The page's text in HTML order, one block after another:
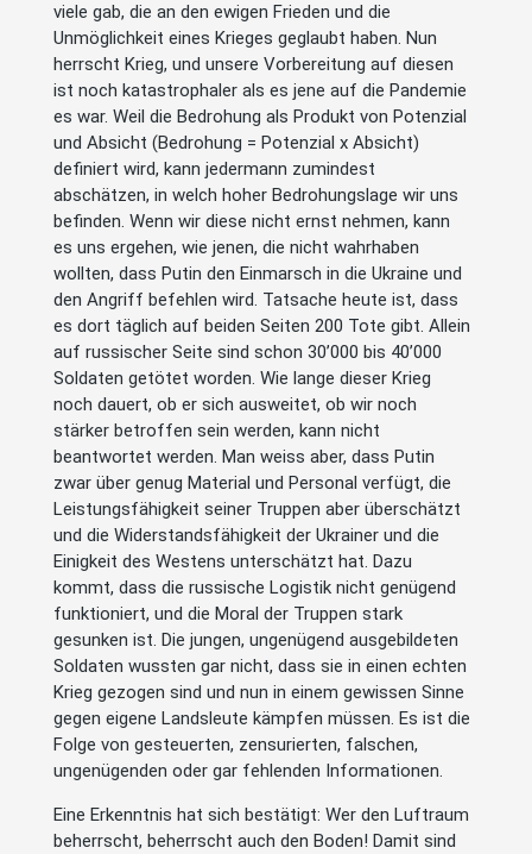
viele gab, die an den ewigen Frieden und die
Unmöglichkeit eines Krieges geglaubt haben. Nun
herrscht Krieg, und unsere Vorbereitung auf diesen
ist noch katastrophaler als es jene auf die Pandemie
es war. Weil die Bedrohung als Produkt von Potenzial
und Absicht (Bedrohung = Potenzial x Absicht)
definiert wird, kann jedermann zumindest
abschätzen, in welch hoher Bedrohungslage wir uns
befinden. Wenn wir diese nicht ernst nehmen, kann
es uns ergehen, wie jenen, die nicht wahrhaben
wollten, dass Putin den Einmarsch in die Ukraine und
den Angriff befehlen wird. Tatsache heute ist, dass
es dort täglich auf beiden Seiten 200 Tote gibt. Allein
auf russischer Seite sind schon 30’000 bis 40’000
Soldaten getötet worden. Wie lange dieser Krieg
noch dauert, ob er sich ausweitet, ob wir noch
stärker betroffen sein werden, kann nicht
beantwortet werden. Man weiss aber, dass Putin
zwar über genug Material und Personal verfügt, die
Leistungsfähigkeit seiner Truppen aber überschätzt
und die Widerstandsfähigkeit der Ukrainer und die
Einigkeit des Westens unterschätzt hat. Dazu
kommt, dass die russische Logistik nicht genügend
funktioniert, und die Moral der Truppen stark
gesunken ist. Die jungen, ungenügend ausgebildeten
Soldaten wussten gar nicht, dass sie in einen echten
Krieg gezogen sind und nun in einem gewissen Sinne
gegen eigene Landsleute kämpfen müssen. Es ist die
Folge von gesteuerten, zensurierten, falschen,
ungenügenden oder gar fehlenden Informationen.
Eine Erkenntnis hat sich bestätigt: Wer den Luftraum
beherrscht, beherrscht auch den Boden! Damit sind